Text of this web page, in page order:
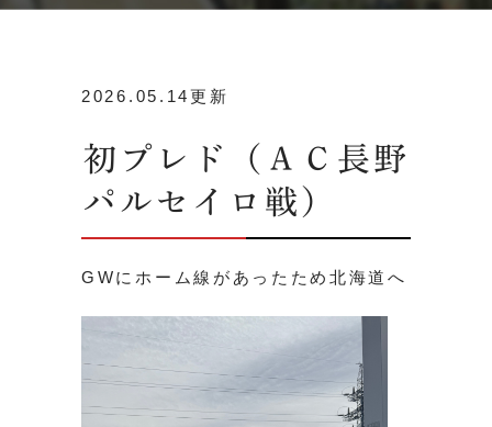
2026.05.14更新
初プレド（ＡＣ長野
パルセイロ戦）
GWにホーム線があったため北海道へ